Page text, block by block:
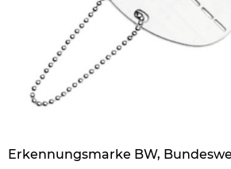
Erkennungsmarke BW,